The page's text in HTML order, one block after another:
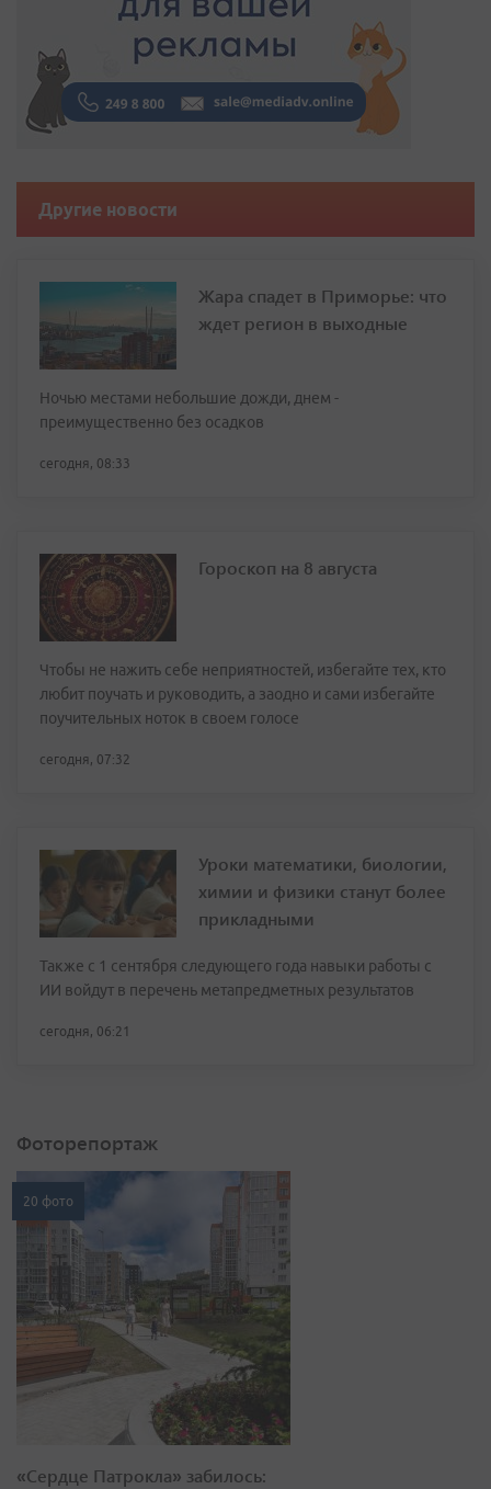
Другие новости
Жара спадет в Приморье: что
ждет регион в выходные
Ночью местами небольшие дожди, днем -
преимущественно без осадков
сегодня, 08:33
Гороскоп на 8 августа
Чтобы не нажить себе неприятностей, избегайте тех, кто
любит поучать и руководить, а заодно и сами избегайте
поучительных ноток в своем голосе
сегодня, 07:32
Уроки математики, биологии,
химии и физики станут более
прикладными
Также с 1 сентября следующего года навыки работы с
ИИ войдут в перечень метапредметных результатов
сегодня, 06:21
Фоторепортаж
20 фото
«Сердце Патрокла» забилось: